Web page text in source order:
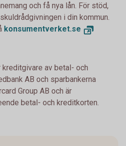
och få nya lån. För stöd,
i din kommun.
konsumentverket.se
kreditgivare av betal- och
AB och sparbankerna
Group AB och är
betal- och kreditkorten.